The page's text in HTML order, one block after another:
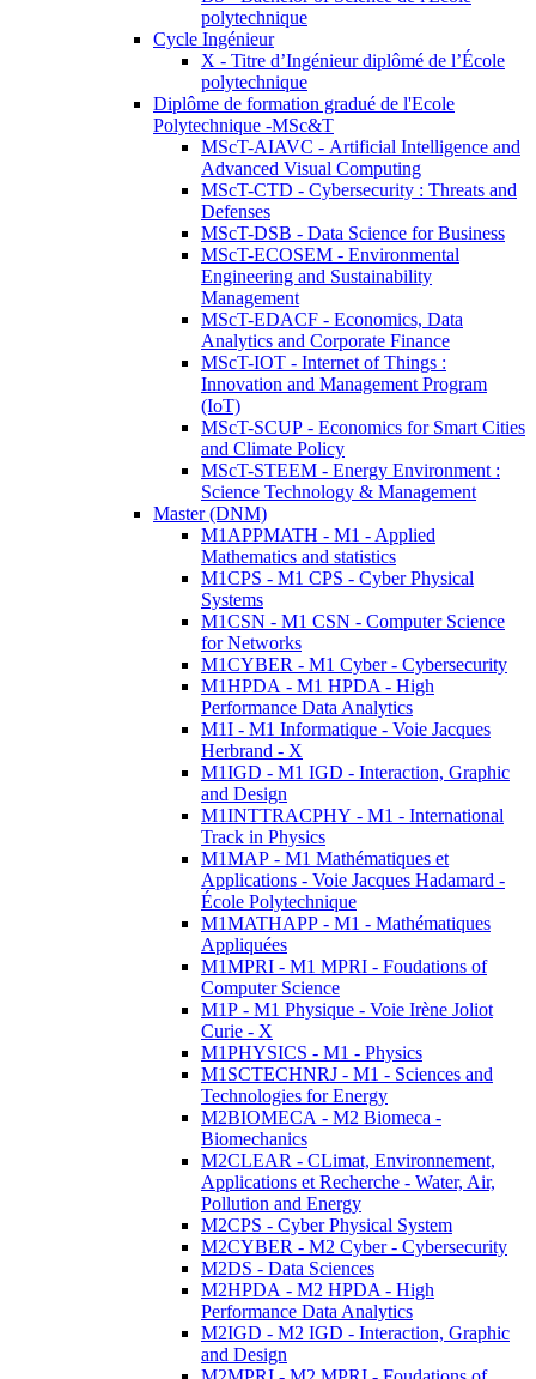
polytechnique
Cycle Ingénieur
X - Titre d’Ingénieur diplômé de l’École
polytechnique
Diplôme de formation gradué de l'Ecole
Polytechnique -MSc&T
MScT-AIAVC - Artificial Intelligence and
Advanced Visual Computing
MScT-CTD - Cybersecurity : Threats and
Defenses
MScT-DSB - Data Science for Business
MScT-ECOSEM - Environmental
Engineering and Sustainability
Management
MScT-EDACF - Economics, Data
Analytics and Corporate Finance
MScT-IOT - Internet of Things :
Innovation and Management Program
(IoT)
MScT-SCUP - Economics for Smart Cities
and Climate Policy
MScT-STEEM - Energy Environment :
Science Technology & Management
Master (DNM)
M1APPMATH - M1 - Applied
Mathematics and statistics
M1CPS - M1 CPS - Cyber Physical
Systems
M1CSN - M1 CSN - Computer Science
for Networks
M1CYBER - M1 Cyber - Cybersecurity
M1HPDA - M1 HPDA - High
Performance Data Analytics
M1I - M1 Informatique - Voie Jacques
Herbrand - X
M1IGD - M1 IGD - Interaction, Graphic
and Design
M1INTTRACPHY - M1 - International
Track in Physics
M1MAP - M1 Mathématiques et
Applications - Voie Jacques Hadamard -
École Polytechnique
M1MATHAPP - M1 - Mathématiques
Appliquées
M1MPRI - M1 MPRI - Foudations of
Computer Science
M1P - M1 Physique - Voie Irène Joliot
Curie - X
M1PHYSICS - M1 - Physics
M1SCTECHNRJ - M1 - Sciences and
Technologies for Energy
M2BIOMECA - M2 Biomeca -
Biomechanics
M2CLEAR - CLimat, Environnement,
Applications et Recherche - Water, Air,
Pollution and Energy
M2CPS - Cyber Physical System
M2CYBER - M2 Cyber - Cybersecurity
M2DS - Data Sciences
M2HPDA - M2 HPDA - High
Performance Data Analytics
M2IGD - M2 IGD - Interaction, Graphic
and Design